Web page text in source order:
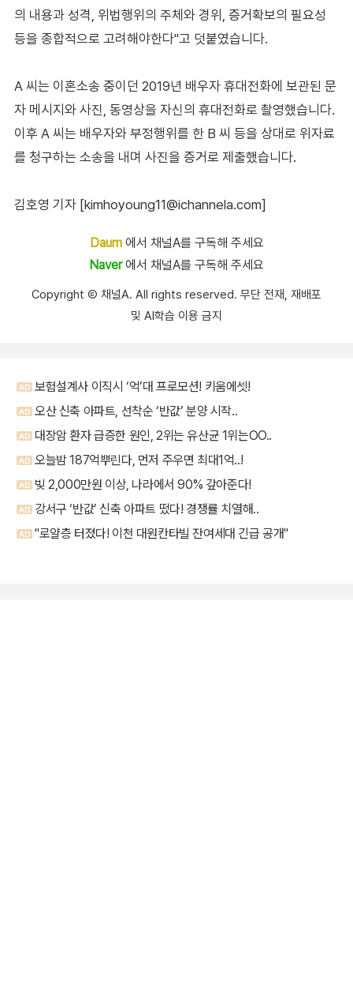
의 내용과 성격, 위법행위의 주체와 경위, 증거확보의 필요성
등을 종합적으로 고려해야한다"고 덧붙였습니다.
A 씨는 이혼소송 중이던 2019년 배우자 휴대전화에 보관된 문
자 메시지와 사진, 동영상을 자신의 휴대전화로 촬영했습니다.
이후 A 씨는 배우자와 부정행위를 한 B 씨 등을 상대로 위자료
를 청구하는 소송을 내며 사진을 증거로 제출했습니다.
김호영 기자 [kimhoyoung11@ichannela.com]
Daum에서 채널A를 구독해 주세요
Naver에서 채널A를 구독해 주세요
Copyright Ⓒ 채널A. All rights reserved. 무단 전재, 재배포
및 AI학습 이용 금지